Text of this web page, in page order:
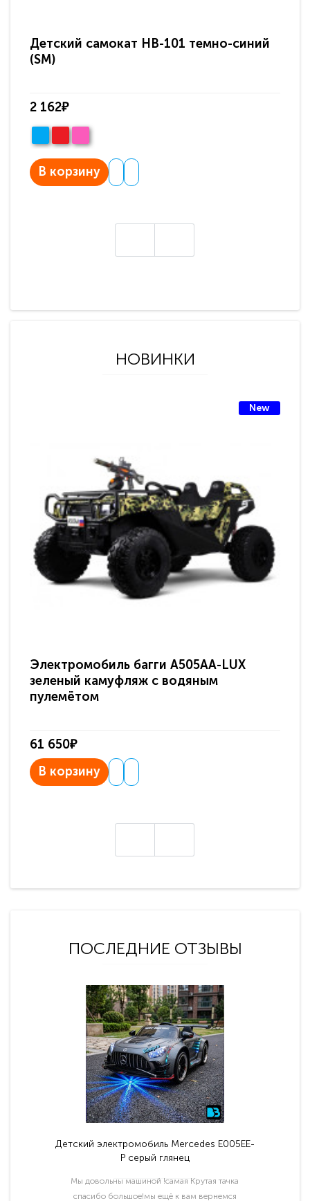
Детский самокат HB-101 темно-синий
(SM)
2 162₽
В корзину
НОВИНКИ
New
Электромобиль багги A505AA-LUX
зеленый камуфляж с водяным
пулемётом
61 650₽
В корзину
ПОСЛЕДНИЕ ОТЗЫВЫ
Детский электромобиль Mercedes E005EE-
P серый глянец
Мы довольны машиной !самая Крутая тачка
спасибо большое!мы ещё к вам вернемся